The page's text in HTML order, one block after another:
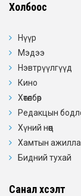
Холбоос
Нүүр
Мэдээ
Нэвтрүүлгүүд
Кино
Хөтөлбөр
Редакцын
Хүний нөөц
Хамтын
Бидний тухай
Санал хүсэлт